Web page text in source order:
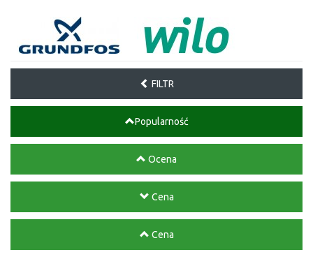
FILTR
Popularność
Ocena
Cena
Cena